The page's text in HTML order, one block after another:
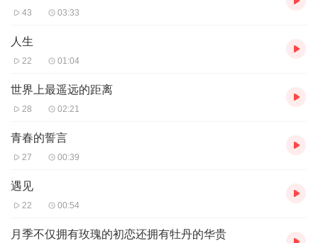
43 03:33
人生
22 01:04
世界上最遥远的距离
28 02:21
青春的誓言
27 00:39
遇见
22 00:54
月季不仅拥有玫瑰的初恋还拥有牡丹的华贵